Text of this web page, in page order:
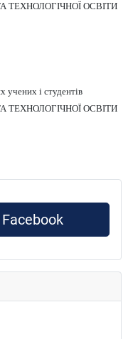
ТЕХНОЛОГІЧНОЇ ОСВІТИ
учених і студентів
ТЕХНОЛОГІЧНОЇ ОСВІТИ